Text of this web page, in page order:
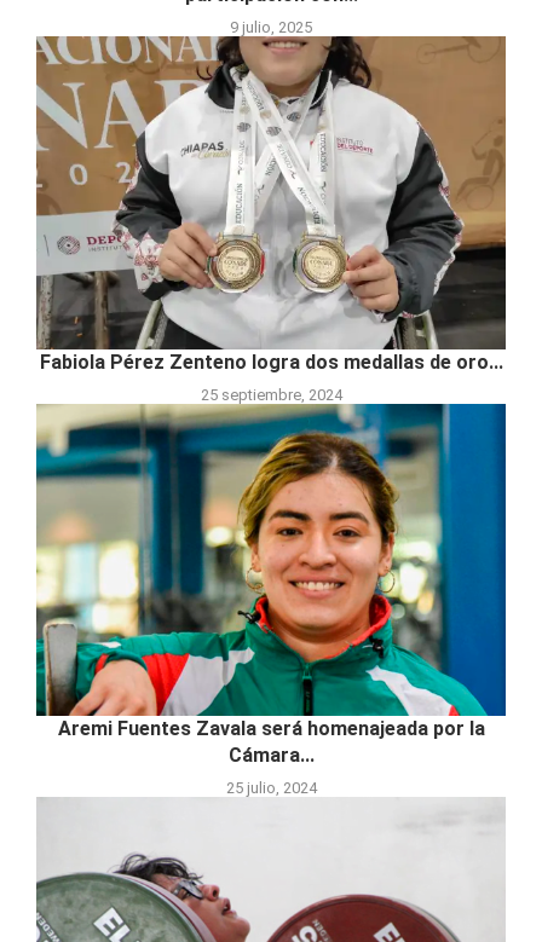
9 julio, 2025
Fabiola Pérez Zenteno logra dos medallas de oro...
25 septiembre, 2024
Aremi Fuentes Zavala será homenajeada por la
Cámara...
25 julio, 2024